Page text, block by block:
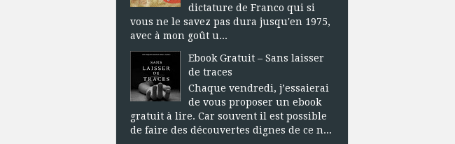
dictature de Franco qui si
vous ne le savez pas dura jusqu'en 1975,
avec à mon goût u...
Ebook Gratuit – Sans laisser
de traces
Chaque vendredi, j’essaierai
de vous proposer un ebook
gratuit à lire. Car souvent il est possible
de faire des découvertes dignes de ce n...